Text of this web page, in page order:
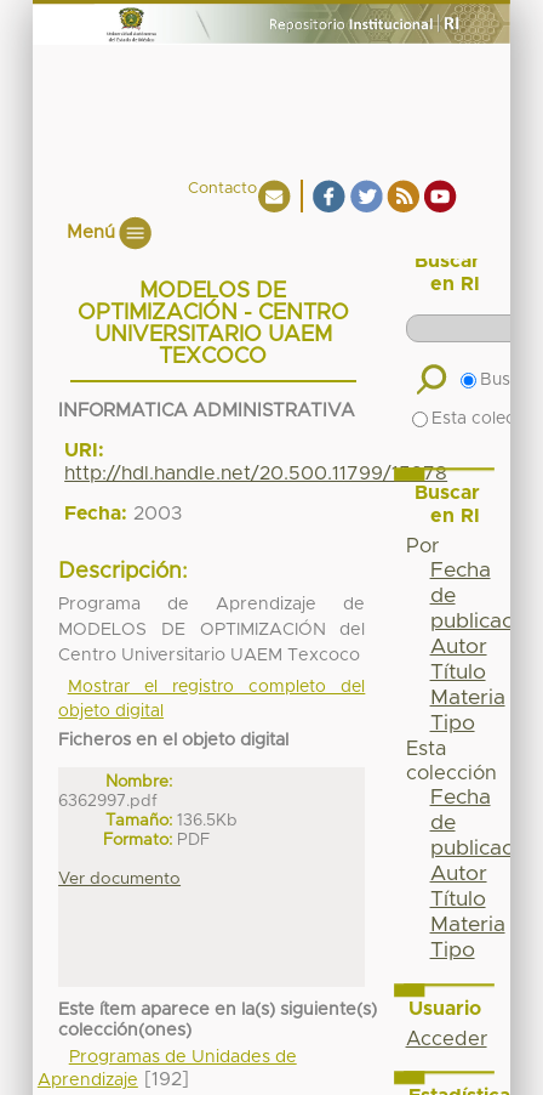
Contacto
Menú
MODELOS DE
OPTIMIZACIÓN - CENTRO
UNIVERSITARIO UAEM
TEXCOCO
INFORMATICA ADMINISTRATIVA
URI:
http://hdl.handle.net/20.500.11799/15978
Fecha: 2003
Descripción:
Programa de Aprendizaje de
MODELOS DE OPTIMIZACIÓN del
Centro Universitario UAEM Texcoco
Mostrar el registro completo del
objeto digital
Ficheros en el objeto digital
Nombre:
6362997.pdf
Tamaño: 136.5Kb
Formato: PDF
Ver documento
Este ítem aparece en la(s) siguiente(s)
colección(ones)
Programas de Unidades de
Aprendizaje
[192]
Buscar
en RI
Buscar
Esta
Buscar
en RI
Por
Fecha
de
publicación
Autor
Título
Materia
Tipo
Esta
colección
Fecha
de
publicación
Autor
Título
Materia
Tipo
Usuario
Acceder